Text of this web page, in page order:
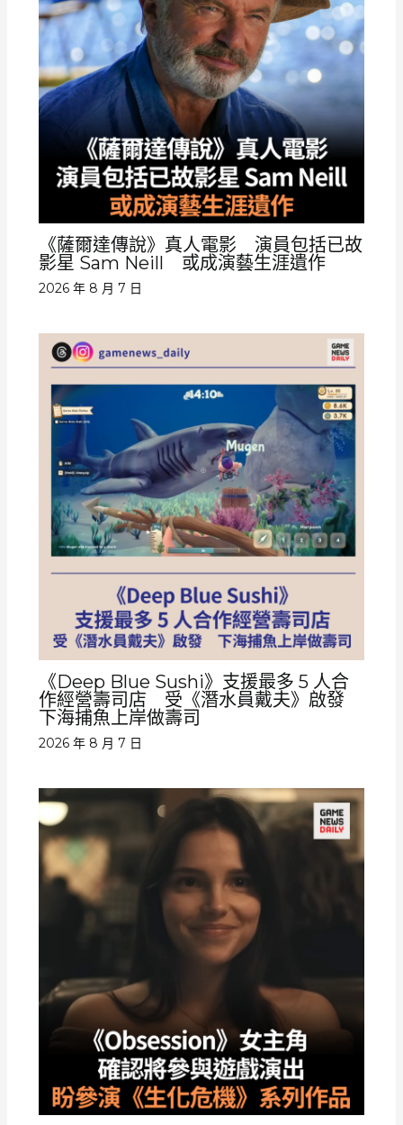
《薩爾達傳說》真人電影 演員包括已故
影星 Sam Neill 或成演藝生涯遺作
2026 年 8 月 7 日
《Deep Blue Sushi》支援最多 5 人合
作經營壽司店 受《潛水員戴夫》啟發
下海捕魚上岸做壽司
2026 年 8 月 7 日